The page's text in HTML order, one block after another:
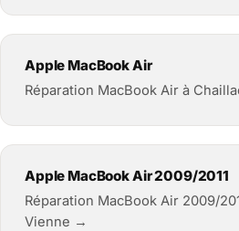
Apple MacBook Air
Réparation MacBook Air à
Apple MacBook Air 2009/2011
Réparation MacBook Air 2009/
Vienne →